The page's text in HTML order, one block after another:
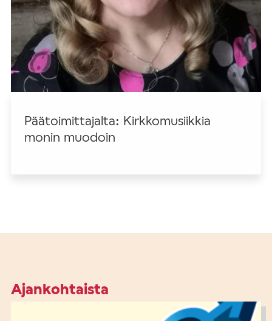
Päätoimittajalta: Kirkkomusiikkia
monin muodoin
Ajankohtaista